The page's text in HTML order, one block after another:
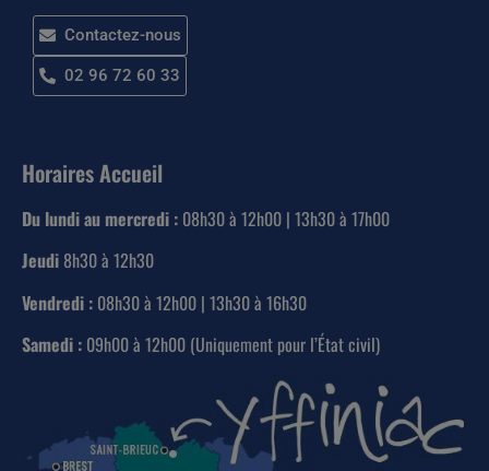
Contactez-nous
02 96 72 60 33
Horaires Accueil
Du lundi au mercredi : 08h30 à 12h00 | 13h30 à 17h00
Jeudi 8h30 à 12h30
Vendredi : 08h30 à 12h00 | 13h30 à 16h30
Samedi : 09h00 à 12h00 (Uniquement pour l’État civil)